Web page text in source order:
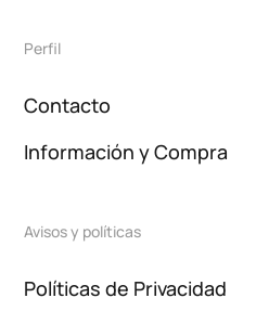
Perfil
Contacto
Información y Compra
Avisos y políticas
Políticas de Privacidad